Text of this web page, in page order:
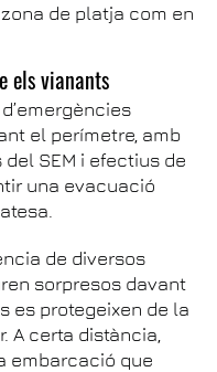
de platja com en
els vianants
el perímetre, amb
SEM i efectius de
una evacuació
de diversos
sorpresos davant
es protegeixen de la
A certa distància,
embarcació que